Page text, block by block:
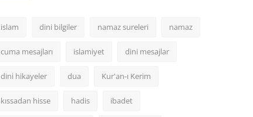
islam dini bilgiler namaz sureleri namaz
cuma mesajları islamiyet dini mesajlar
dini hikayeler dua Kur'an-ı Kerim
kıssadan hisse hadis ibadet